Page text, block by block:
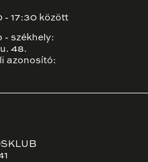
- 17:30 között
- székhely:
48.
azonosító: